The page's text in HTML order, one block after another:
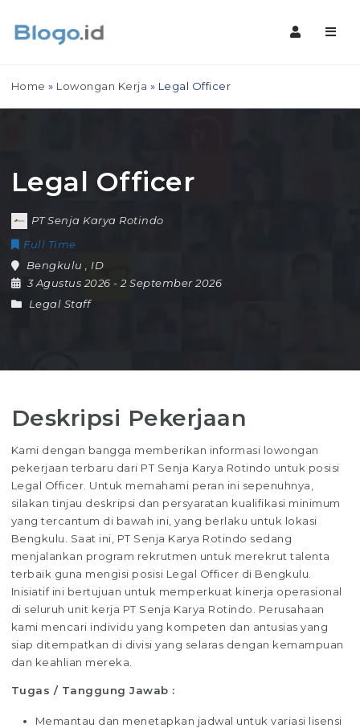
Home » Lowongan Kerja » Legal Officer
Legal Officer
PT Senja Karya Rotindo
Full Time
Bengkulu
ID
3 Agustus 2026- 2 September 2026
Legal Staff
Deskripsi Pekerjaan
Kami dengan bangga memberikan informasi lowongan
pekerjaan terbaru dari PT Senja Karya Rotindo untuk posisi
Legal Officer. Untuk memahami peran ini sepenuhnya,
silakan tinjau deskripsi dan persyaratan kualifikasi minimum
yang tercantum di bawah ini, yang berlaku untuk lokasi
Bengkulu. Saat ini, PT Senja Karya Rotindo sedang
menjalankan program rekrutmen untuk merekrut talenta
terbaik guna mengisi posisi Legal Officer di Bengkulu.
Inisiatif ini bertujuan untuk memperkuat kinerja operasional
di seluruh unit kerja PT Senja Karya Rotindo. Perusahaan
kami mencari individu yang kompeten dan antusias yang
siap ditempatkan di divisi yang selaras dengan kemampuan
dan keahlian mereka.
Tugas / Tanggung Jawab :
Memantau dan menetapkan jadwal untuk variasi lisensi